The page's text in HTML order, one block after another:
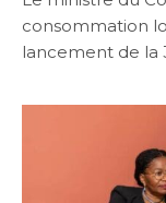
consommation
lancement de la